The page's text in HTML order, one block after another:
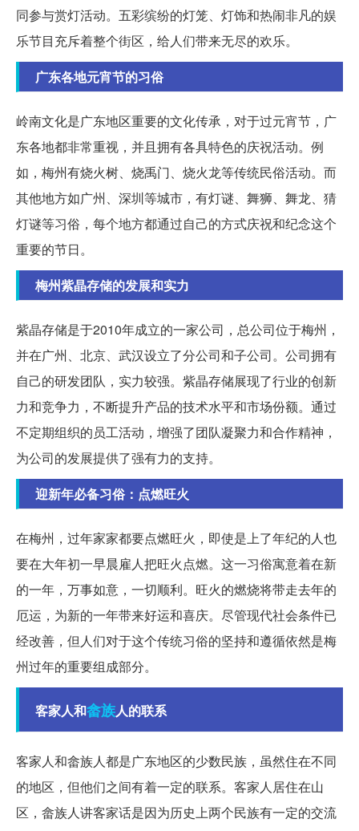
同参与赏灯活动。五彩缤纷的灯笼、灯饰和热闹非凡的娱
乐节目充斥着整个街区，给人们带来无尽的欢乐。
广东各地元宵节的习俗
岭南文化是广东地区重要的文化传承，对于过元宵节，广
东各地都非常重视，并且拥有各具特色的庆祝活动。例
如，梅州有烧火树、烧禹门、烧火龙等传统民俗活动。而
其他地方如广州、深圳等城市，有灯谜、舞狮、舞龙、猜
灯谜等习俗，每个地方都通过自己的方式庆祝和纪念这个
重要的节日。
梅州紫晶存储的发展和实力
紫晶存储是于2010年成立的一家公司，总公司位于梅州，
并在广州、北京、武汉设立了分公司和子公司。公司拥有
自己的研发团队，实力较强。紫晶存储展现了行业的创新
力和竞争力，不断提升产品的技术水平和市场份额。通过
不定期组织的员工活动，增强了团队凝聚力和合作精神，
为公司的发展提供了强有力的支持。
迎新年必备习俗：点燃旺火
在梅州，过年家家都要点燃旺火，即使是上了年纪的人也
要在大年初一早晨雇人把旺火点燃。这一习俗寓意着在新
的一年，万事如意，一切顺利。旺火的燃烧将带走去年的
厄运，为新的一年带来好运和喜庆。尽管现代社会条件已
经改善，但人们对于这个传统习俗的坚持和遵循依然是梅
州过年的重要组成部分。
客家人和畲族人的联系
客家人和畲族人都是广东地区的少数民族，虽然住在不同
的地区，但他们之间有着一定的联系。客家人居住在山
区，畲族人讲客家话是因为历史上两个民族有一定的交流